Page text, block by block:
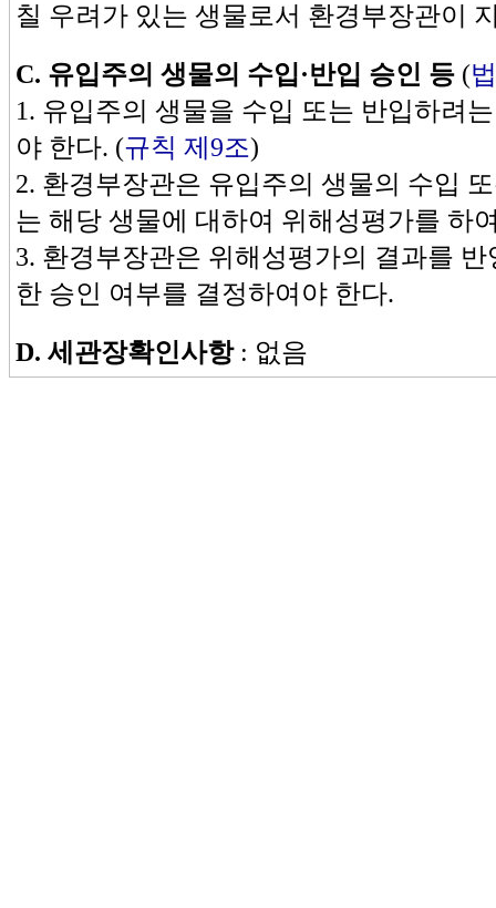
칠 우려가 있는 생물로서 환경부장관이
C. 유입주의 생물의 수입·반입 승인 등 (
1. 유입주의 생물을 수입 또는 반입하려
야 한다. (규칙 제9조)
2. 환경부장관은 유입주의 생물의 수입
는 해당 생물에 대하여 위해성평가를 하
3. 환경부장관은 위해성평가의 결과를
한 승인 여부를 결정하여야 한다.
D. 세관장확인사항: 없음